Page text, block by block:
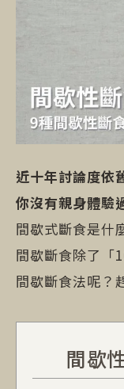
近十年討論度依
你沒有親身體驗
間歇式斷食是什
間歇斷食除了「
間歇斷食法呢？
間歇